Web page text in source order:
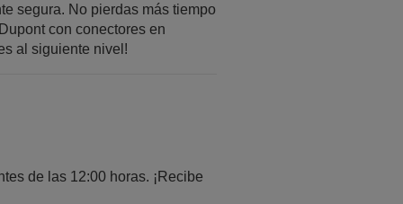
segura. No pierdas más tiempo
con conectores en
al siguiente nivel!
de las 12:00 horas. ¡Recibe